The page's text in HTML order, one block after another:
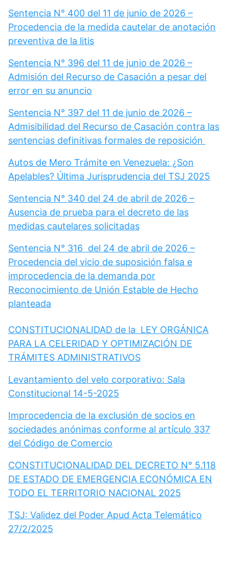
Sentencia N° 400 del 11 de junio de 2026 –
Procedencia de la medida cautelar de anotación
preventiva de la litis
Sentencia N° 396 del 11 de junio de 2026 –
Admisión del Recurso de Casación a pesar del
error en su anuncio
Sentencia N° 397 del 11 de junio de 2026 –
Admisibilidad del Recurso de Casación contra las
sentencias definitivas formales de reposición
Autos de Mero Trámite en Venezuela: ¿Son
Apelables? Última Jurisprudencia del TSJ 2025
Sentencia N° 340 del 24 de abril de 2026 –
Ausencia de prueba para el decreto de las
medidas cautelares solicitadas
Sentencia N° 316 del 24 de abril de 2026 –
Procedencia del vicio de suposición falsa e
improcedencia de la demanda por
Reconocimiento de Unión Estable de Hecho
planteada
CONSTITUCIONALIDAD de la LEY ORGÁNICA
PARA LA CELERIDAD Y OPTIMIZACIÓN DE
TRÁMITES ADMINISTRATIVOS
Levantamiento del velo corporativo: Sala
Constitucional 14-5-2025
Improcedencia de la exclusión de socios en
sociedades anónimas conforme al artículo 337
del Código de Comercio
CONSTITUCIONALIDAD DEL DECRETO N° 5.118
DE ESTADO DE EMERGENCIA ECONÓMICA EN
TODO EL TERRITORIO NACIONAL 2025
TSJ: Validez del Poder Apud Acta Telemático
27/2/2025